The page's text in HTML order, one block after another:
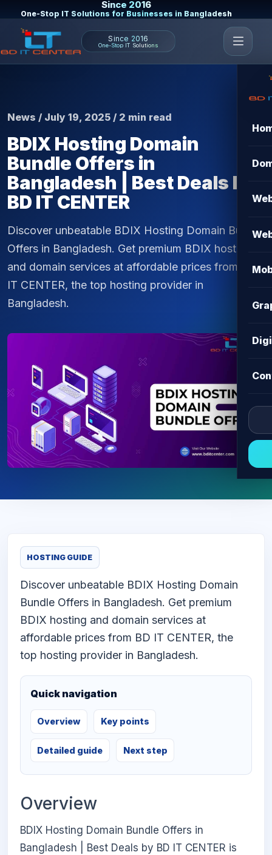
Since 2016
One-Stop IT Solutions for Businesses in Bangladesh
Since 2016
One-Stop IT Solutions
News / July 19, 2025 / 2 min read
BDIX Hosting Domain
Bundle Offers in
Bangladesh | Best Deals by
BD IT CENTER
Discover unbeatable BDIX Hosting Domain Bundle
Offers in Bangladesh. Get premium BDIX hosting
and domain services at affordable prices from BD
IT CENTER, the top hosting provider in
Bangladesh.
HOSTING GUIDE
Discover unbeatable BDIX Hosting Domain
Bundle Offers in Bangladesh. Get premium
BDIX hosting and domain services at
affordable prices from BD IT CENTER, the
top hosting provider in Bangladesh.
Quick navigation
Overview Key points
Detailed guide Next step
Overview
BDIX Hosting Domain Bundle Offers in
Bangladesh | Best Deals by BD IT CENTER is